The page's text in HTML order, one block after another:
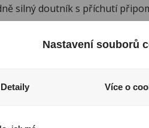
silný doutník s příchutí
doutníky vznikly roku 2005,
příchuť, která kombinuje
Grappa je italská
produkt, který si velmi
Nastavení souborů
Detaily Více o